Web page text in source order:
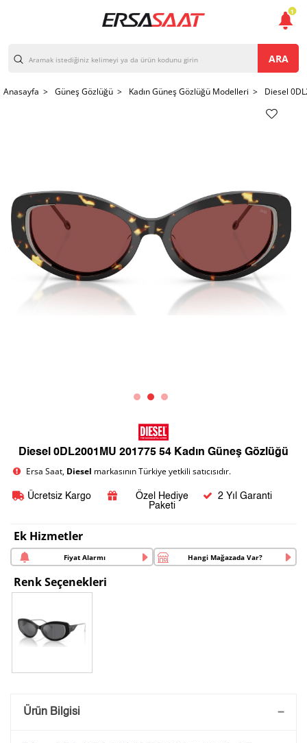
ARA
Anasayfa > Güneş Gözlüğü > Kadın Güneş Gözlüğü Modelleri > Diesel
Diesel 0DL2001MU 201775 54 Kadın Güneş Gözlüğü
Ersa Saat, Diesel markasının Türkiye yetkili satıcısıdır.
Ücretsiz Kargo
Özel Hediye
Paketi
2 Yıl Garanti
Ek Hizmetler
Fiyat Alarmı Hangi Mağazada Var?
Renk Seçenekleri
Saatini Kişiselleştir
Ürün Bilgisi
1